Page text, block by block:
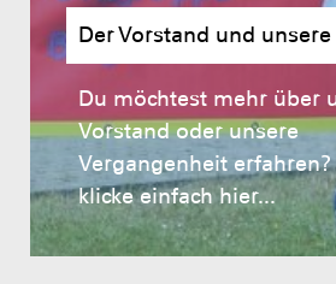
Der Vorstand und
Du möchtest mehr über
Vorstand oder unsere
Vergangenheit
klicke einfach hier...